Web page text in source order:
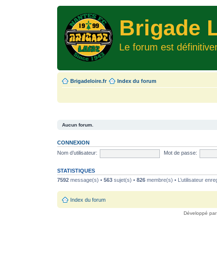
Brigade
Le forum est
Brigadeloire.fr Index du forum
Aucun forum.
CONNEXION
Nom d’utilisateur:
Mot de passe:
STATISTIQUES
7592 message(s) • 563 sujet(s) • 826 membre(s) • L’utilisateur
Index du forum
Développé